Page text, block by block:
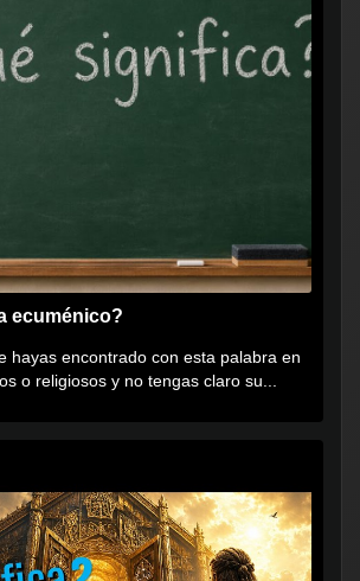
ecuménico?
hayas encontrado con esta palabra en
o religiosos y no tengas claro su...